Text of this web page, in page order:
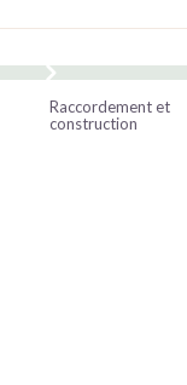
Raccordement et
construction